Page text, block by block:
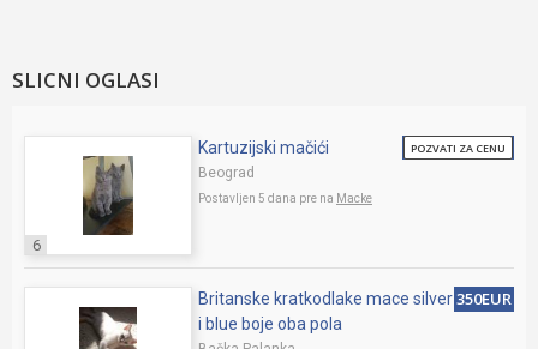
SLICNI OGLASI
6
Kartuzijski mačići
Beograd
Postavljen 5 dana pre na Macke
POZVATI ZA CENU
Britanske kratkodlake mace silver
i blue boje oba pola
350EUR